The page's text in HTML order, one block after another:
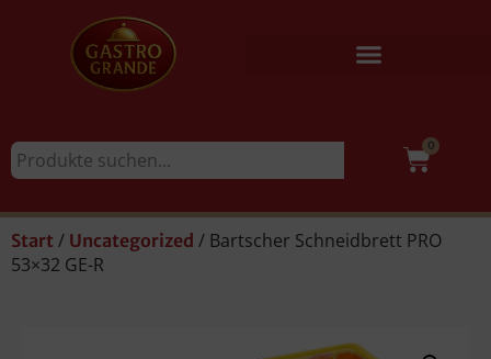
0
Start / Uncategorized / Bartscher Schneidbrett PRO
53×32 GE-R